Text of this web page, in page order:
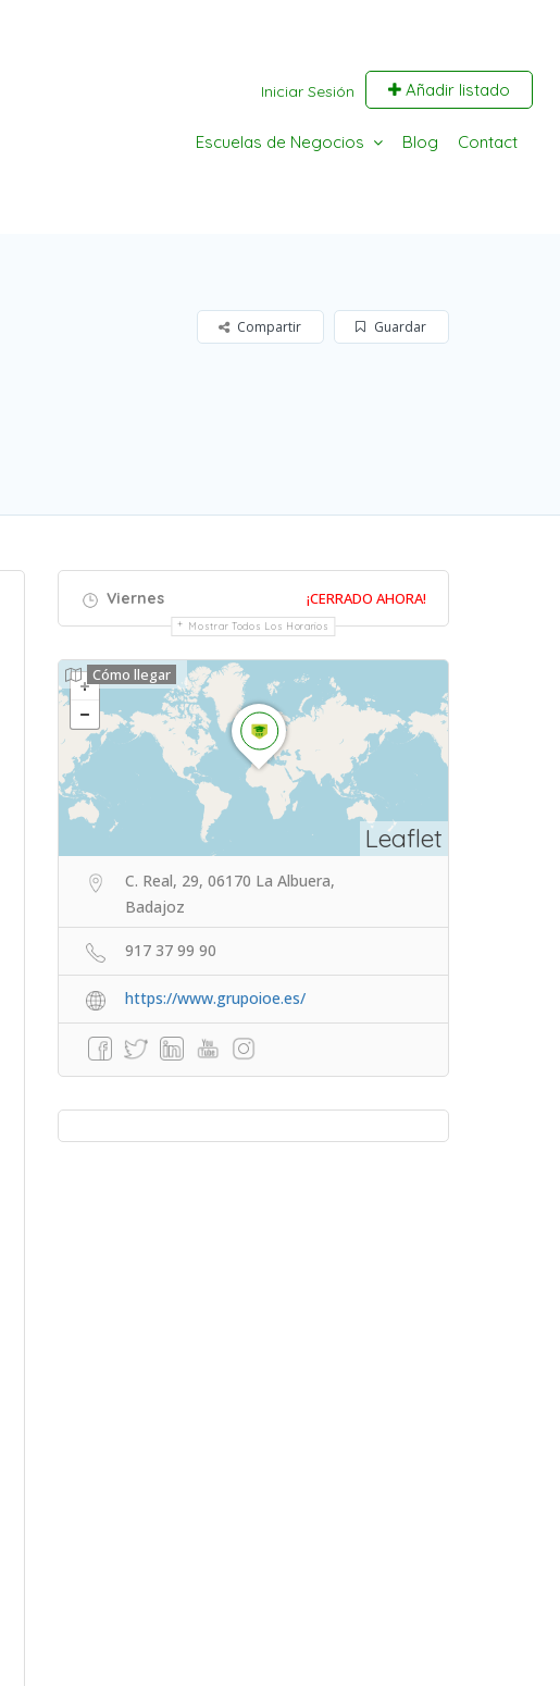
Iniciar Sesión Añadir listado
Escuelas de Negocios Blog Contact
Guardar
Compartir
Viernes ¡CERRADO AHORA!
Mostrar Todos Los Horarios
Leaflet
Cómo llegar
C. Real, 29, 06170 La Albuera,
Badajoz
917 37 99 90
https://www.grupoioe.es/